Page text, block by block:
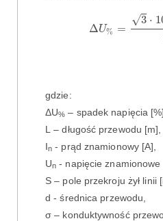
ΔU% =
√3 ⋅
100 I
gdzie:
ΔU% – spadek napięcia [%],
L – długość przewodu [m],
In - prąd znamionowy [A],
Un - napięcie znamionowe
S – pole przekroju żył linii
d - średnica przewodu,
σ – konduktywność